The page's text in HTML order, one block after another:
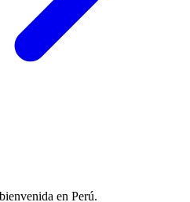
en Perú.